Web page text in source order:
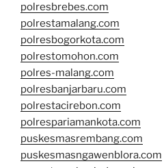
polresbrebes.com
polrestamalang.com
polresbogorkota.com
polrestomohon.com
polres-malang.com
polresbanjarbaru.com
polrestacirebon.com
polrespariamankota.com
puskesmasrembang.com
puskesmasngawenblora.com